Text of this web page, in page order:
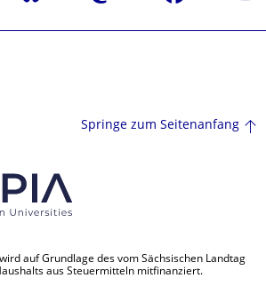
Springe zum Seitenanfang
auf Grundlage des vom Sächsischen Landtag
aus Steuermitteln mitfinanziert.